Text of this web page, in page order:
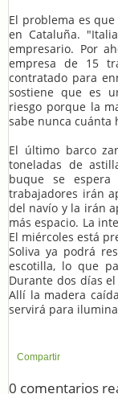
El problema es
en Cataluña.
empresario. Por
empresa de 15
contratado para
sostiene que es
riesgo porque la
sabe nunca cuánta
El último barco
toneladas de
buque se
trabajadores irán
del navío y la irán
más espacio. La
El miércoles está
Soliva ya podrá
escotilla, lo que
Durante dos días
Allí la madera
servirá para
Compartir
0 comentarios